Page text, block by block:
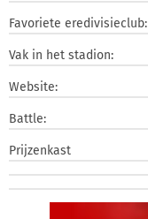
Favoriete eredivisieclub:
Vak in het stadion:
Website:
Battle:
Prijzenkast